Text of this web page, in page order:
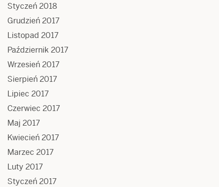
Styczeń 2018
Grudzień 2017
Listopad 2017
Październik 2017
Wrzesień 2017
Sierpień 2017
Lipiec 2017
Czerwiec 2017
Maj 2017
Kwiecień 2017
Marzec 2017
Luty 2017
Styczeń 2017